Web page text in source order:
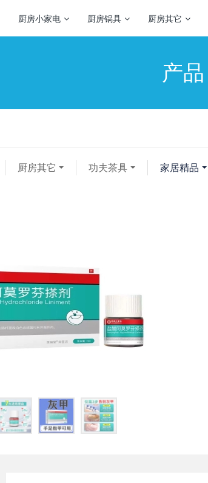
厨房小家电 厨房锅具 厨房其它
产品
厨房其它 功夫茶具 家居精品